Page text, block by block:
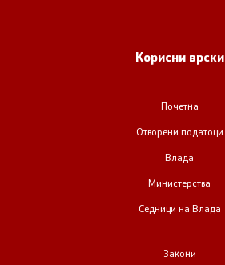
Корисни врски
Почетна
Отворени податоци
Влада
Министерства
Седници на Влада
Закони